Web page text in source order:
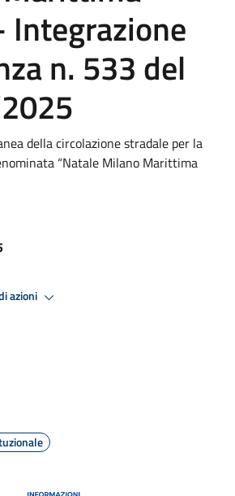
Integrazione
n. 533 del
della circolazione stradale per la
“Natale Milano Marittima
azioni